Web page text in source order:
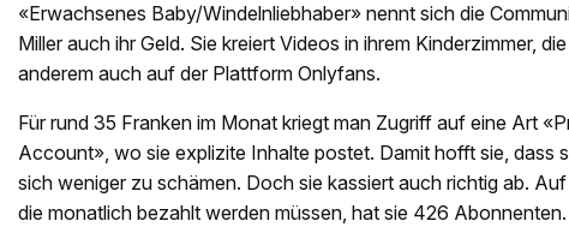
«Erwachsenes Baby/Windelnliebhaber» nennt sich die
Miller auch ihr Geld. Sie kreiert Videos in ihrem Kinderzimmer,
anderem auch auf der Plattform Onlyfans.
Für rund 35 Franken im Monat kriegt man Zugriff auf eine Art
Account», wo sie explizite Inhalte postet. Damit hofft sie, dass
sich weniger zu schämen. Doch sie kassiert auch richtig ab.
die monatlich bezahlt werden müssen, hat sie 426